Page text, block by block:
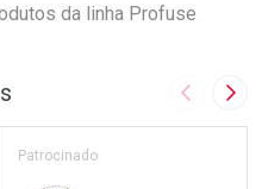
da linha Profuse
Imagem
Patrocinado